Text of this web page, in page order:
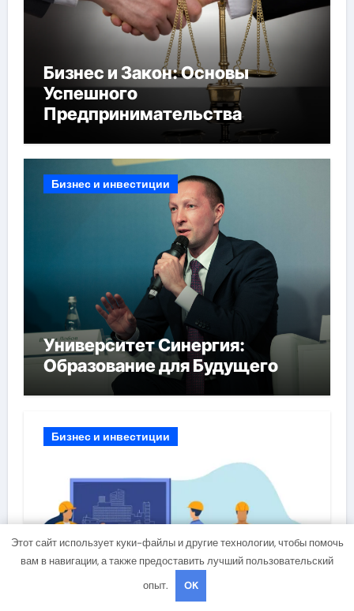
Бизнес и Закон: Основы
Успешного
Предпринимательства
Бизнес и инвестиции
Университет Синергия:
Образование для Будущего
Бизнес и инвестиции
Дистанционное обучение по
охране труда с тренажёрами
Этот сайт использует куки-файлы и другие технологии, чтобы помочь
вам в навигации, а также предоставить лучший пользовательский
опыт.
OK